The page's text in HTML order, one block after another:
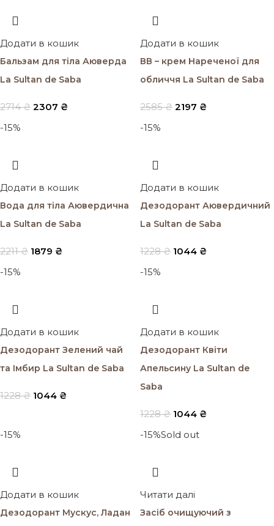
Додати в кошик
Бальзам для тіла Аюверда
La Sultan de Saba
2714₴ 2307 ₴
Додати в кошик
ВВ – крем Нареченої для
обличчя La Sultan de Saba
2585₴ 2197 ₴
-15%
Додати в кошик
Вода для тіла Аювердична
La Sultan de Saba
2211₴ 1879 ₴
-15%
Додати в кошик
Дезодорант Аювердичний
La Sultan de Saba
1228₴ 1044 ₴
-15%
Додати в кошик
Дезодорант Зелений чай
та Імбир La Sultan de Saba
1228₴ 1044 ₴
-15%
Додати в кошик
Дезодорант Квіти
Апельсину La Sultan de
Saba
1228₴ 1044 ₴
-15%
Додати в кошик
Дезодорант Мускус, Ладан
-15%Sold out
Читати далі
Засіб очищуючий з